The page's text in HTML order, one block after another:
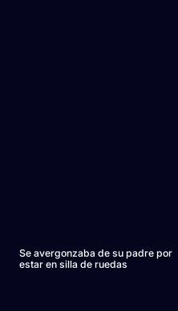
Se avergonzaba de su padre por
estar en silla de ruedas